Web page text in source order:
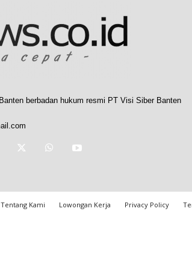
berbadan hukum resmi PT Visi Siber Banten
Tentang Kami Lowongan Kerja Privacy Policy